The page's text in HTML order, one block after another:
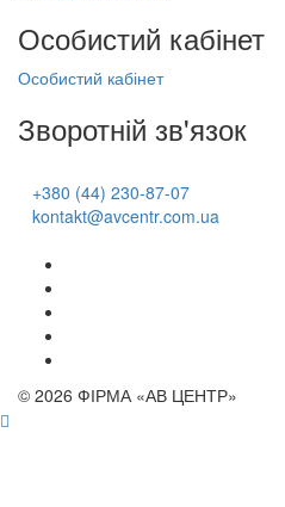
Особистий кабінет
Особистий кабінет
Зворотній зв'язок
+380 (44) 230-87-07
kontakt@avcentr.com.ua
© 2026 ФІРМА «АВ ЦЕНТР»